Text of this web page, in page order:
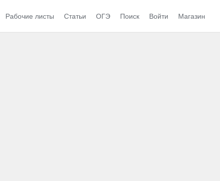
Рабочие листы Статьи ОГЭ Поиск Войти Магазин